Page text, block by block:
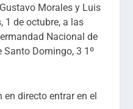
Morales y Luis
1 de octubre, a las
Nacional de
Santo Domingo, 3 1º
en directo entrar en el